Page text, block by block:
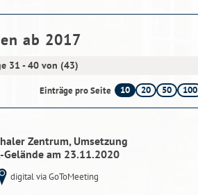
ab 2017
31 - 40 von (43)
Einträge pro Seite 10 20 50 100
Zentrum, Umsetzung
am 23.11.2020
digital via GoToMeeting